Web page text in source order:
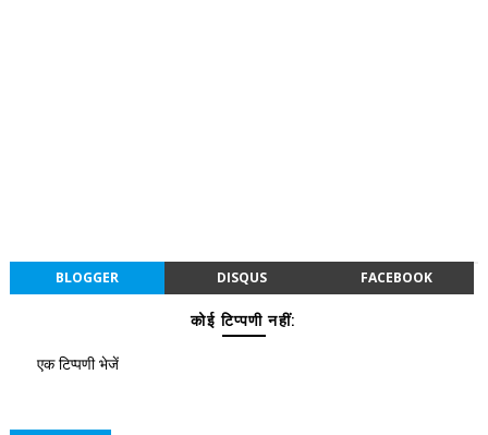
BLOGGER DISQUS FACEBOOK
कोई टिप्पणी नहीं:
एक टिप्पणी भेजें